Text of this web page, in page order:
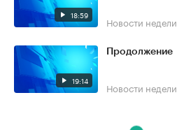
18:59 Новости недели
19:14
Продолжение
Новости недели